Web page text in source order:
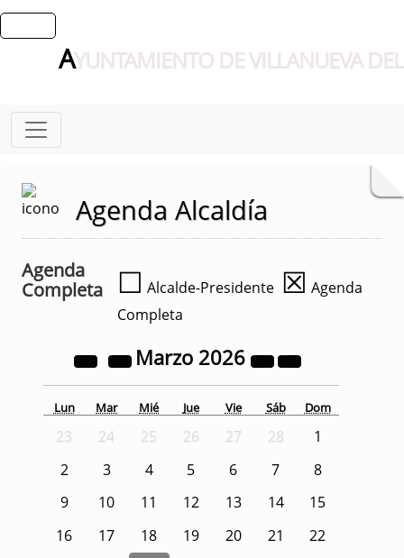
AYUNTAMIENTO DE VILLANUEVA
Agenda Alcaldía
Agenda
Completa
☐ Alcalde-Presidente ☒ Agenda
Completa
Marzo 2026
Lun Mar Mié Jue Vie Sáb Dom
23 24 25 26 27 28
1
2
3 4 5 6 7
8
9
10 11 12 13 14
15
16
17 18 19 20 21
22